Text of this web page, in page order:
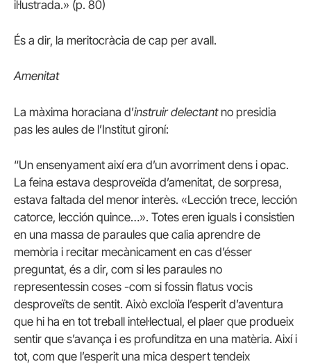
il·lustrada.» (p. 80)
És a dir, la meritocràcia de cap per avall.
Amenitat
La màxima horaciana d’instruir delectantno presidia
pas les aules de l’Institut gironí:
“Un ensenyament així era d’un avorriment dens i opac.
La feina estava desproveïda d’amenitat, de sorpresa,
estava faltada del menor interès. «Lección trece, lección
catorce, lección quince…». Totes eren iguals i consistien
en una massa de paraules que calia aprendre de
memòria i recitar mecànicament en cas d’ésser
preguntat, és a dir, com si les paraules no
representessin coses -com si fossin flatus vocis
desproveïts de sentit. Això excloïa l’esperit d’aventura
que hi ha en tot treball intel·lectual, el plaer que produeix
sentir que s’avança i es profunditza en una matèria. Així i
tot, com que l’esperit una mica despert tendeix